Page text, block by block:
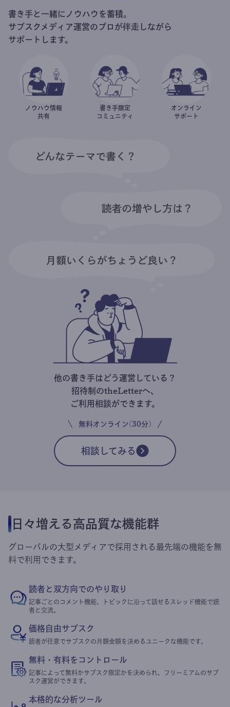
書き手と一緒にノウハウを蓄積。
サブスクメディア運営のプロが伴走しながら
サポートします。
ノウハウ情報
共有
書き手限定
コミュニティ
オンライン
サポート
他の書き手はどう運営している？
招待制のtheLetterへ、
ご利用相談ができます。
無料オンライン(30分)
相談してみる
日々増える高品質な機能群
グローバルの大型メディアで採用される最先端の機能を無
料で利用できます。
読者と双方向でのやり取り
記事ごとのコメント機能、トピックに沿って話せるスレッド機能で読
者と交流。
価格自由サブスク
読者が任意でサブスクの月額金額を決めるユニークな機能です。
無料・有料をコントロール
記事によって無料かサブスク限定かを決められ、フリーミアムのサブ
スク運営ができます。
本格的な分析ツール